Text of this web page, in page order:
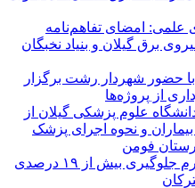
علمی: امضای تفاهم‌نامه
برق گیلان و بنیاد نخبگان
حضور شهردار رشت برگزار
از پروژه‌ها
علوم پزشکی گیلان از
و نحوه اجرای پزشک
فومن
با استفاده از تعمیرات خط گرم جلوگیری بیش از ۱۹ درصدی